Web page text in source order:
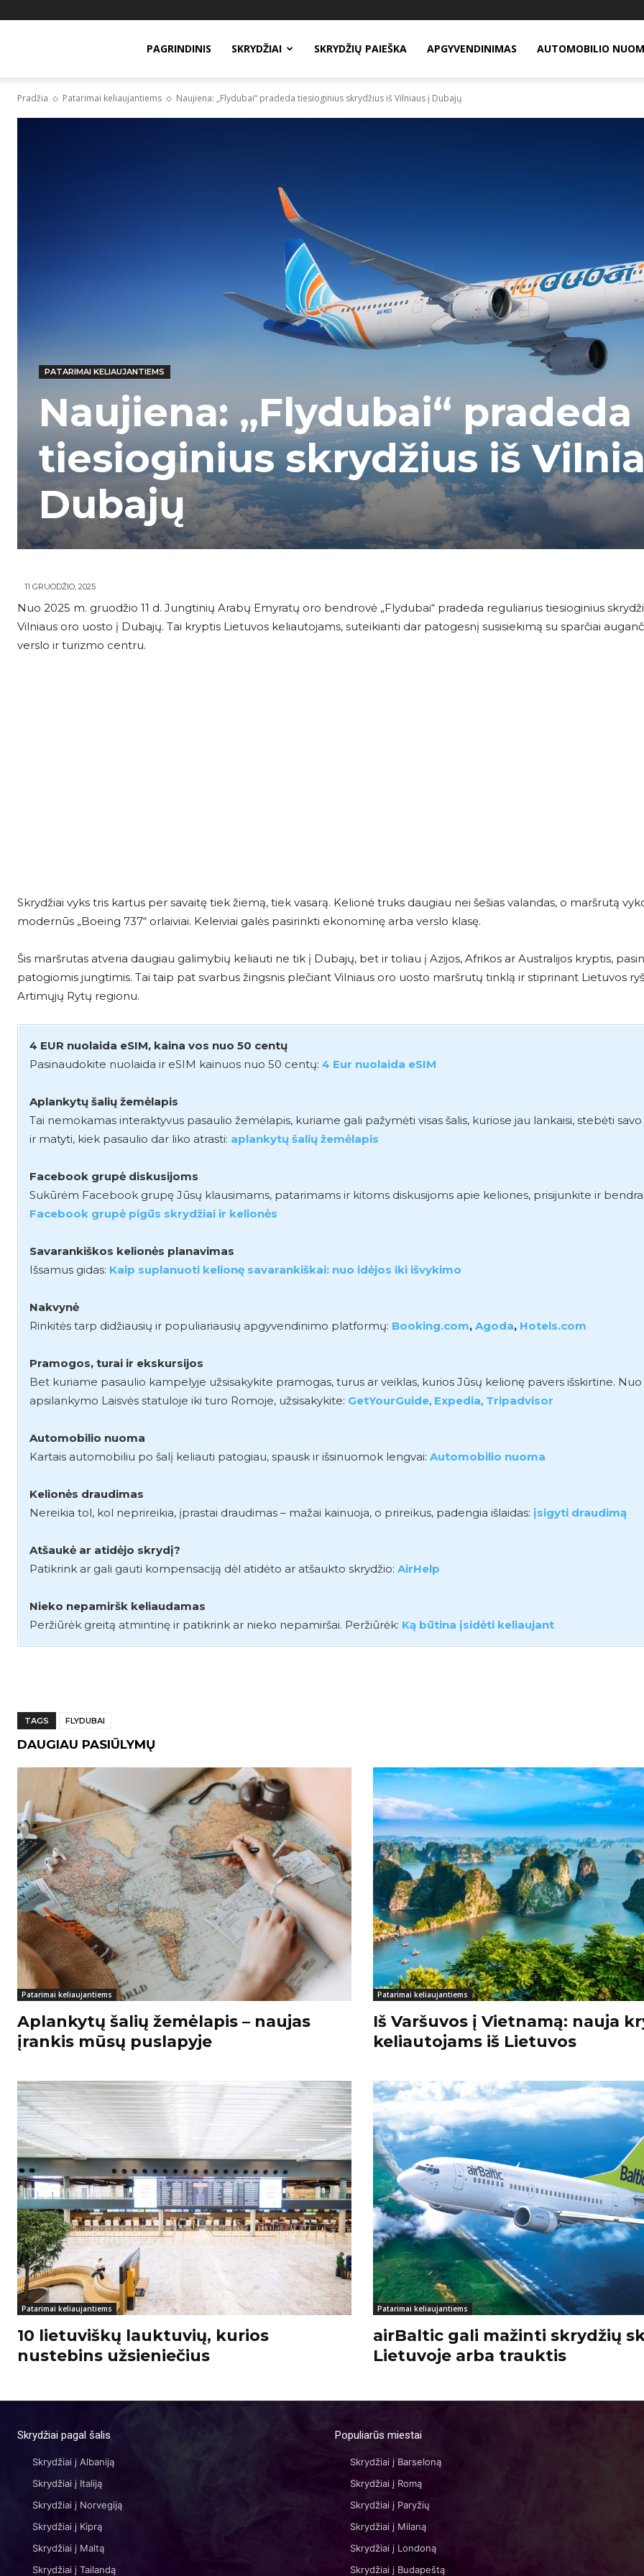
PAGRINDINIS SKRYDŽIAI SKRYDŽIŲ PAIEŠKA APGYVENDINIMAS AUTOMOBILIO
Pradžia Patarimai keliaujantiems Naujiena: „Flydubai“ pradeda tiesioginius skrydžius iš Vilniaus į Dubajų
PATARIMAI KELIAUJANTIEMS
Naujiena: „Flydubai“ pradeda
tiesioginius skrydžius iš
Dubajų
11 GRUODŽIO, 2025
Nuo 2025 m. gruodžio 11 d. Jungtinių Arabų Emyratų oro bendrovė „Flydubai“ pradeda reguliarius tiesioginius
Vilniaus oro uosto į Dubajų. Tai kryptis Lietuvos keliautojams, suteikianti dar patogesnį susisiekimą su sparčiai
verslo ir turizmo centru.
Skrydžiai vyks tris kartus per savaitę tiek žiemą, tiek vasarą. Kelionė truks daugiau nei šešias valandas, o maršrutą
modernūs „Boeing 737“ orlaiviai. Keleiviai galės pasirinkti ekonominę arba verslo klasę.
Šis maršrutas atveria daugiau galimybių keliauti ne tik į Dubajų, bet ir toliau į Azijos, Afrikos ar Australijos kryptis,
patogiomis jungtimis. Tai taip pat svarbus žingsnis plečiant Vilniaus oro uosto maršrutų tinklą ir stiprinant Lietuvos
Artimųjų Rytų regionu.
4 EUR nuolaida eSIM, kaina vos nuo 50 centų
Pasinaudokite nuolaida ir eSIM kainuos nuo 50 centų: 4 Eur nuolaida eSIM
Aplankytų šalių žemėlapis
Tai nemokamas interaktyvus pasaulio žemėlapis, kuriame gali pažymėti visas šalis, kuriose jau lankaisi, stebėti
ir matyti, kiek pasaulio dar liko atrasti: aplankytų šalių žemėlapis
Facebook grupė diskusijoms
Sukūrėm Facebook grupę Jūsų klausimams, patarimams ir kitoms diskusijoms apie keliones, prisijunkite ir
Facebook grupė pigūs skrydžiai ir kelionės
Savarankiškos kelionės planavimas
Išsamus gidas: Kaip suplanuoti kelionę savarankiškai: nuo idėjos iki išvykimo
Nakvynė
Rinkitės tarp didžiausių ir populiariausių apgyvendinimo platformų: Booking.com, Agoda, Hotels.com
Pramogos, turai ir ekskursijos
Bet kuriame pasaulio kampelyje užsisakykite pramogas, turus ar veiklas, kurios Jūsų kelionę pavers išskirtine. Nuo
apsilankymo Laisvės statuloje iki turo Romoje, užsisakykite: GetYourGuide, Expedia, Tripadvisor
Automobilio nuoma
Kartais automobiliu po šalį keliauti patogiau, spausk ir išsinuomok lengvai: Automobilio nuoma
Kelionės draudimas
Nereikia tol, kol neprireikia, įprastai draudimas – mažai kainuoja, o prireikus, padengia išlaidas: įsigyti draudimą
Atšaukė ar atidėjo skrydį?
Patikrink ar gali gauti kompensaciją dėl atidėto ar atšaukto skrydžio: AirHelp
Nieko nepamiršk keliaudamas
Peržiūrėk greitą atmintinę ir patikrink ar nieko nepamiršai. Peržiūrėk: Ką būtina įsidėti keliaujant
TAGS FLYDUBAI
DAUGIAU PASIŪLYMŲ
Patarimai keliaujantiems
Aplankytų šalių žemėlapis – naujas
įrankis mūsų puslapyje
Patarimai keliaujantiems
Iš Varšuvos į Vietnamą: nauja
keliautojams iš Lietuvos
Patarimai keliaujantiems
10 lietuviškų lauktuvių, kurios
nustebins užsieniečius
Patarimai keliaujantiems
airBaltic gali mažinti skrydžių
Lietuvoje arba trauktis
Skrydžiai pagal šalis
Skrydžiai į Albaniją
Skrydžiai į Italiją
Skrydžiai į Norvegiją
Skrydžiai į Kiprą
Skrydžiai į Maltą
Skrydžiai į Tailandą
Populiarūs miestai
Skrydžiai į Barseloną
Skrydžiai į Romą
Skrydžiai į Paryžių
Skrydžiai į Milaną
Skrydžiai į Londoną
Skrydžiai į Budapeštą